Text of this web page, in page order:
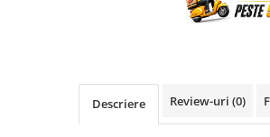
Descriere Review-uri (0)